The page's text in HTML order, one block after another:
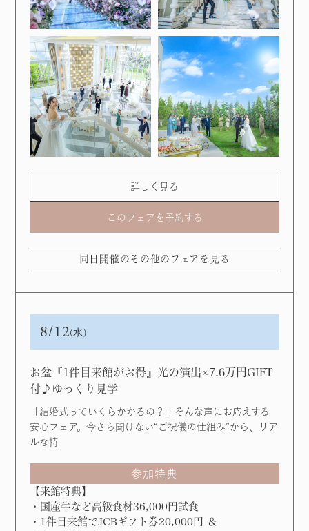
詳しく見る
このフェアを予約する
同日開催のその他のフェアを見る
8/12(水)
お盆『1件目来館がお得』光の演出×7.6万円GIFT
付♪ゆっくり見学
「結婚式っていくらかかるの？」そんな声にお応えする
安心フェア。今さら聞けない“ご祝儀の仕組み”から、リア
ルな持
参加特典
【来館特典】
・国産牛など高級食材36,000円試食
・1件目来館でJCBギフト券20,000円 ＆